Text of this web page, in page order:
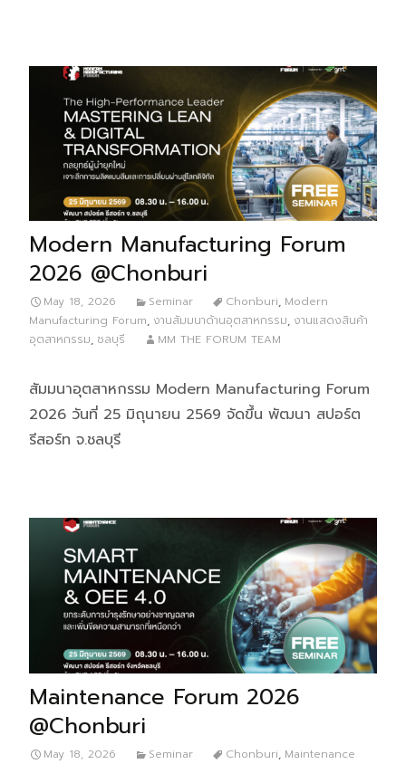
Modern Manufacturing Forum
2026 @Chonburi
May 18, 2026 Seminar Chonburi, Modern
Manufacturing Forum, งานสัมมนาด้านอุตสาหกรรม, งานแสดงสินค้า
อุตสาหกรรม, ชลบุรี MM THE FORUM TEAM
สัมมนาอุตสาหกรรม Modern Manufacturing Forum
2026 วันที่ 25 มิถุนายน 2569 จัดขึ้น พัฒนา สปอร์ต
รีสอร์ท จ.ชลบุรี
Maintenance Forum 2026
@Chonburi
May 18, 2026 Seminar Chonburi, Maintenance